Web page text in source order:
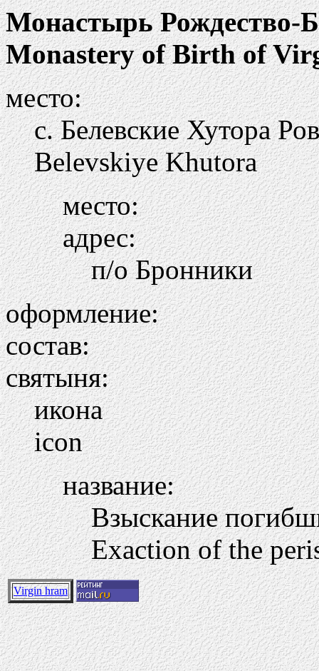
Монастырь Рождество-
Monastery of Birth of
место:
с. Белевские Хутора
Belevskiye Khutora
место:
адрес:
п/о Бронники
оформление:
состав:
святыня:
икона
icon
название:
Взыскание
Exaction of the
Virgin hram